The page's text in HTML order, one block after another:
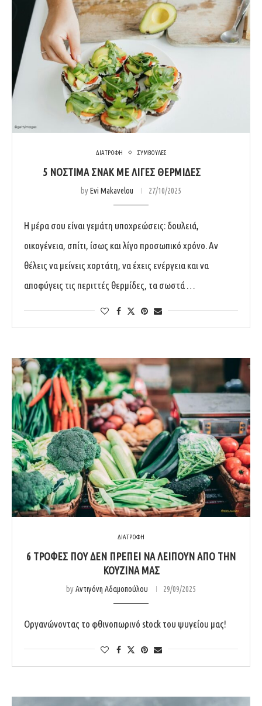
ΔΙΑΤΡΟΦΗ ΣΥΜΒΟΥΛΕΣ
5 ΝΌΣΤΙΜΑ ΣΝΑΚ ΜΕ ΛΊΓΕΣ ΘΕΡΜΊΔΕΣ
byEvi Makavelou 27/10/2025
Η μέρα σου είναι γεμάτη υποχρεώσεις: δουλειά,
οικογένεια, σπίτι, ίσως και λίγο προσωπικό χρόνο. Αν
θέλεις να μείνεις χορτάτη, να έχεις ενέργεια και να
αποφύγεις τις περιττές θερμίδες, τα σωστά …
ΔΙΑΤΡΟΦΗ
6 ΤΡΟΦΈΣ ΠΟΥ ΔΕΝ ΠΡΈΠΕΙ ΝΑ ΛΕΊΠΟΥΝ ΑΠΌ ΤΗΝ
ΚΟΥΖΊΝΑ ΜΑΣ
byΑντιγόνη Αδαμοπούλου 29/09/2025
Οργανώνοντας το φθινοπωρινό stock του ψυγείου μας!